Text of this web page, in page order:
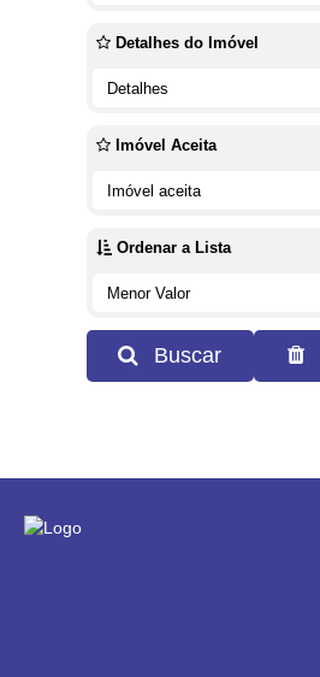
Detalhes do Imóvel
Detalhes
Imóvel Aceita
Imóvel aceita
Ordenar a Lista
Buscar